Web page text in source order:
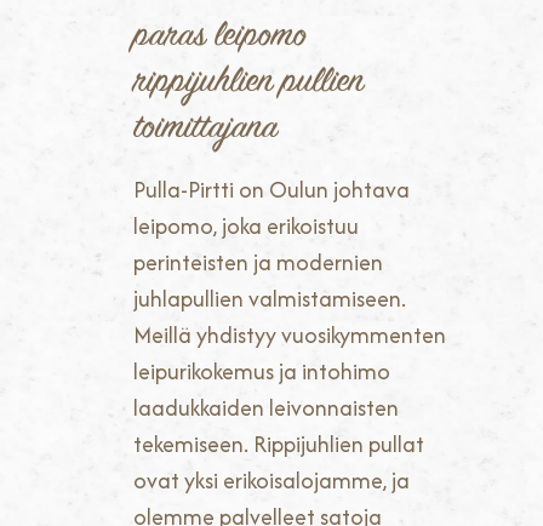
paras leipomo
rippijuhlien pullien
toimittajana
Pulla-Pirtti on Oulun johtava
leipomo, joka erikoistuu
perinteisten ja modernien
juhlapullien valmistamiseen.
Meillä yhdistyy vuosikymmenten
leipurikokemus ja intohimo
laadukkaiden leivonnaisten
tekemiseen. Rippijuhlien pullat
ovat yksi erikoisalojamme, ja
olemme palvelleet satoja